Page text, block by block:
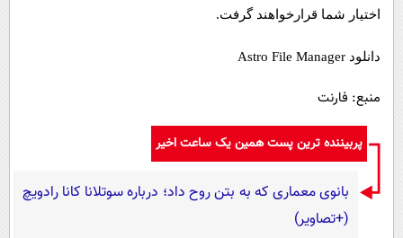
اختیار شما قرارخواهند گرفت.
دانلود Astro File Manager
منبع: فارنت
پربیننده ترین پست همین یک ساعت اخیر
بانوی معماری که به بتن روح داد؛ درباره سوتلانا کانا رادویچ
(+تصاویر)